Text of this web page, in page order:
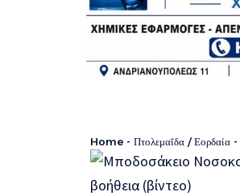
Home - Πτολεμαΐδα / Εορδαία -